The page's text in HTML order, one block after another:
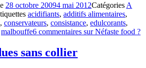
28 octobre 20094 mai 2012Catégories A
acidifiants, additifs alimentaires,
, conservateurs, consistance, edulcorants,
malbouffe6 commentaires sur Néfaste food ?
sans collier